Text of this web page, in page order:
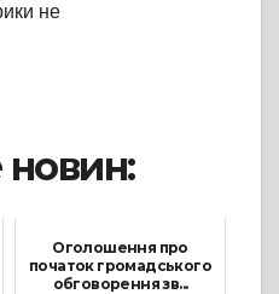
не
Оголошення про
початок громадського
обговорення зв...